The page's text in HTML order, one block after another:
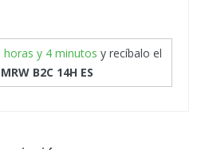
horas y 4 minutos y recíbalo el
B2C 14H ES